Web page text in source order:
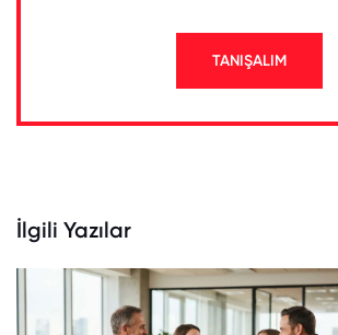
TANIŞALIM
İlgili Yazılar